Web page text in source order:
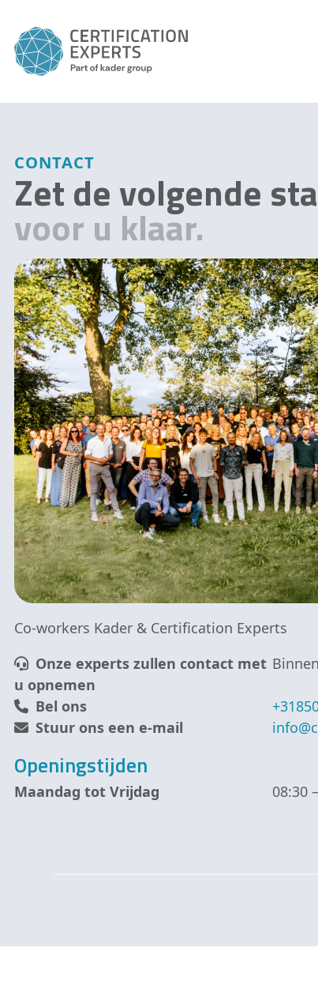
CONTACT
Zet de volgende
voor u klaar.
Co-workers Kader & Certification Experts
Onze experts zullen contact met
u opnemen
Bel ons
Stuur ons een e-mail
Openingstijden
Maandag tot Vrijdag 08:30